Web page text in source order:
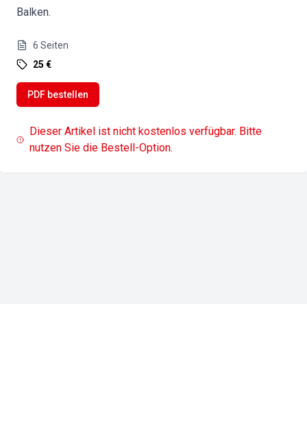
Balken.
6 Seiten
25 €
PDF bestellen
Dieser Artikel ist nicht kostenlos verfügbar. Bitte
nutzen Sie die Bestell-Option.